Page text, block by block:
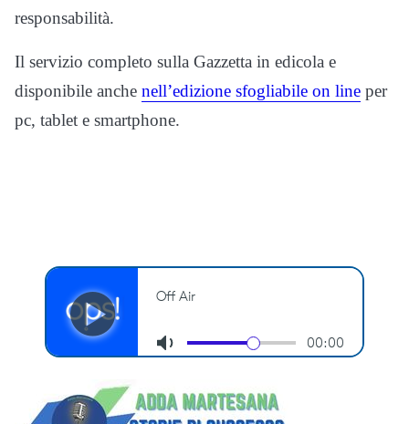
responsabilità.
Il servizio completo sulla Gazzetta in edicola e
disponibile anche nell’edizione sfogliabile on line per
pc, tablet e smartphone.